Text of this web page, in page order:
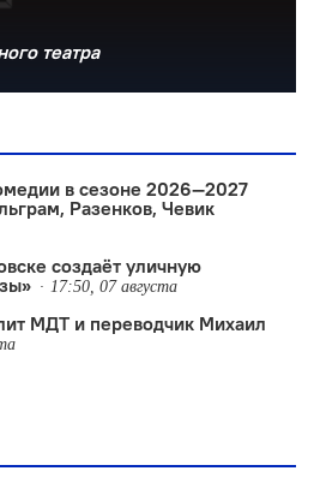
театра
в сезоне 2026—2027
Разенков, Чевик
создаëт уличную
17:50, 07 августа
МДТ и переводчик Михаил